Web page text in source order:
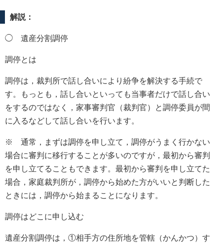
解説：
◯ 遺産分割調停
調停とは
調停は，裁判所で話し合いにより紛争を解決する手続で
す。もっとも，話し合いといっても当事者だけで話し合い
をするのではなく，家事審判官（裁判官）と調停委員が間
に入るなどして話し合いを行います。
※ 通常，まずは調停を申し立て，調停がうまく行かない
場合に審判に移行することが多いのですが，最初から審判
を申し立てることもできます。最初から審判を申し立てた
場合，家庭裁判所が，調停から始めた方がいいと判断した
ときには，調停から始まることになります。
調停はどこに申し込む
遺産分割調停は，①相手方の住所地を管轄（かんかつ）す